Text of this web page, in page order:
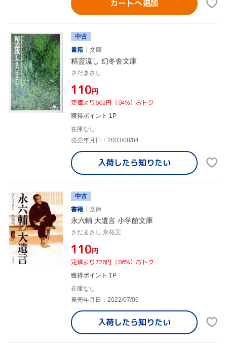
カートへ追加
中古
書籍
文庫
精霊流し 幻冬舎文庫
さだまさし
¥110円
定価より602円（84%）おトク
獲得ポイント 1P
在庫なし
発売年月日：2003/08/04
入荷したら知りたい
中古
書籍
文庫
永六輔 大遺言 小学館文庫
さだまさし,永拓実
¥110円
定価より726円（86%）おトク
獲得ポイント 1P
在庫なし
発売年月日：2022/07/06
入荷したら知りたい